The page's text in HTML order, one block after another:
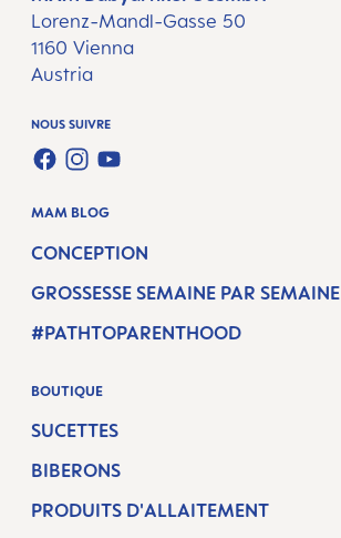
Lorenz-Mandl-Gasse 50
1160 Vienna
Austria
NOUS SUIVRE
FACEBOOK
INSTAGRAM
YOUTUBE
MAM BLOG
CONCEPTION
GROSSESSE SEMAINE PAR SEMAINE
#PATHTOPARENTHOOD
BOUTIQUE
SUCETTES
BIBERONS
PRODUITS D'ALLAITEMENT